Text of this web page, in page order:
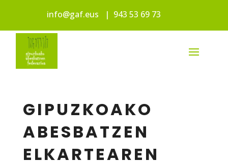
info@gaf.eus | 943 53 69 73
GIPUZKOAKO
ABESBATZEN
ELKARTEAREN